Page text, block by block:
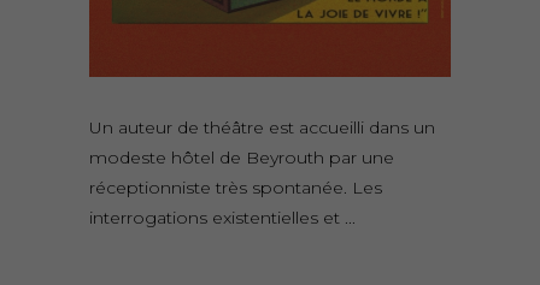
Un auteur de théâtre est accueilli dans un
modeste hôtel de Beyrouth par une
réceptionniste très spontanée. Les
interrogations existentielles et